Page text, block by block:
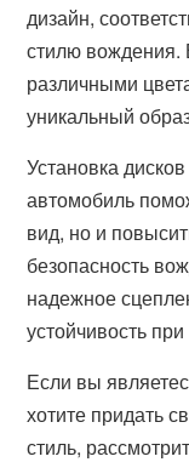
дизайн,
стилю
различными
уникальный
Установка
автомобиль
вид, но и
безопасность
надежное
устойчивость
Если вы
хотите придать
стиль,